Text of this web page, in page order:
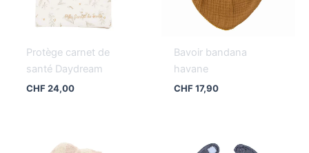
Protège carnet de
santé Daydream
CHF24,00
Bavoir bandana
havane
CHF17,90